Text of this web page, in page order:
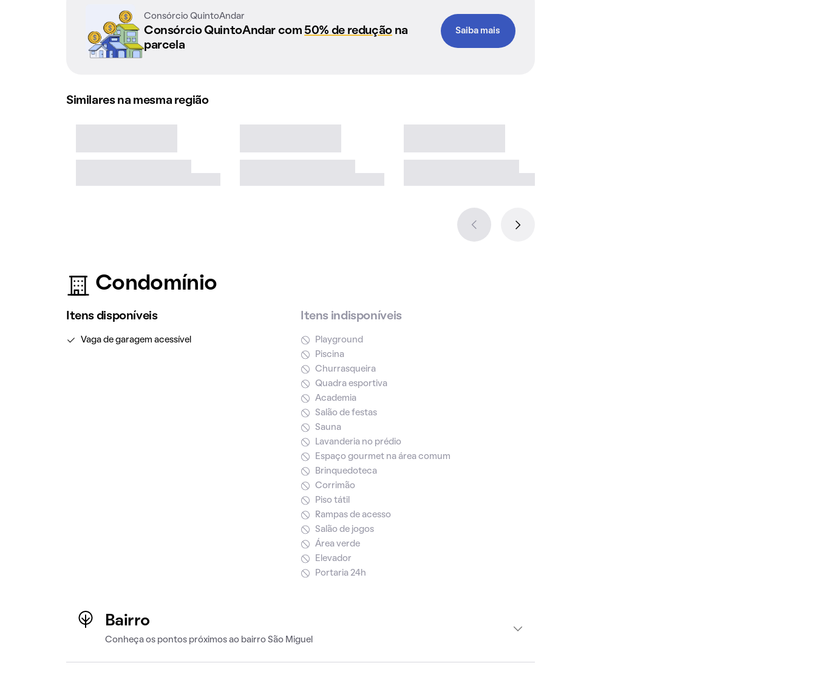
Consórcio QuintoAndar
Consórcio QuintoAndar com 50% de reduçãona
parcela
Saiba mais
Similares na mesma região
Condomínio
Itens disponíveis
Vaga de garagem acessível
Itens indisponíveis
Playground
Piscina
Churrasqueira
Quadra esportiva
Academia
Salão de festas
Sauna
Lavanderia no prédio
Espaço gourmet na área comum
Brinquedoteca
Corrimão
Piso tátil
Rampas de acesso
Salão de jogos
Área verde
Elevador
Portaria 24h
Bairro
Conheça os pontos próximos ao bairro São Miguel